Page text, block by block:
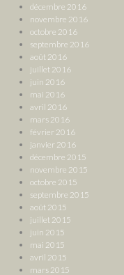
décembre 2016
novembre 2016
octobre 2016
septembre 2016
août 2016
juillet 2016
juin 2016
mai 2016
avril 2016
mars 2016
février 2016
janvier 2016
décembre 2015
novembre 2015
octobre 2015
septembre 2015
août 2015
juillet 2015
juin 2015
mai 2015
avril 2015
mars 2015